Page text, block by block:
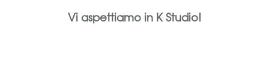
Vi aspettiamo in K Studio!